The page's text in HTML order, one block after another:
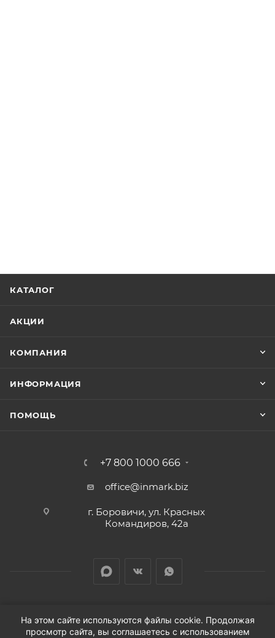
КАТАЛОГ
АКЦИИ
КОМПАНИЯ
ИНФОРМАЦИЯ
ПОМОЩЬ
+7 800 1000 666
office@inmark.biz
г. Боровичи, ул. Красных
Командиров, 42а
На этом сайте используются файлы cookie. Продолжая
просмотр сайта, вы соглашаетесь с использованием